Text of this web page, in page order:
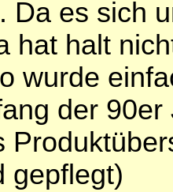
Da es sich
hat halt
wurde
der
gepflegt)